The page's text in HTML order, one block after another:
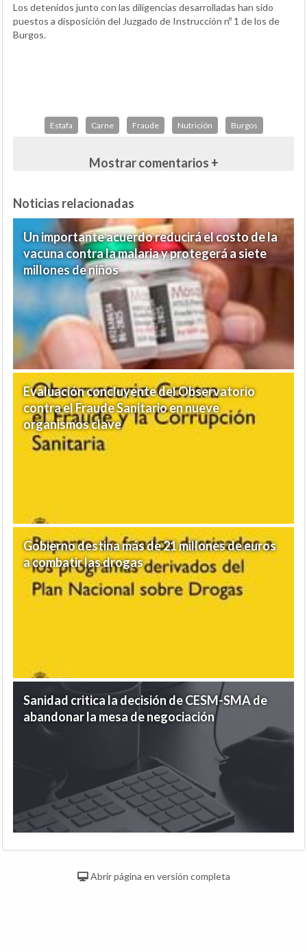
Los detenidos junto con las diligencias desarrolladas han sido
puestos a disposición del Juzgado de Instrucción nº 1 de los de
Burgos.
Estafa Carne Fraude Nutrición Burgos
Mostrar comentarios +
Noticias relacionadas
Un importante acuerdo reducirá el costo de la
vacuna contra la malaria y protegerá a siete
millones de niños
Evaluación concluyente del Observatorio
contra el Fraude Sanitario en nueve
organismos clave
Gobierno destina más de 21 millones de euros
a combatir las drogas
Sanidad critica la decisión de CESM-SMA de
abandonar la mesa de negociación
Abrir página en versión completa